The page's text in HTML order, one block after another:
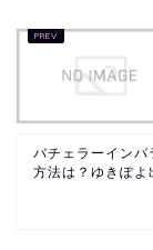
バチェラーインパ
方法は？ゆきぽよ